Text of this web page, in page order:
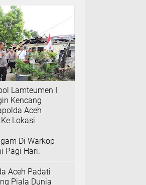
Lamteumen I
Kencang
Aceh
Lokasi
Di Warkop
Pagi Hari.
Aceh Padati
Piala Dunia